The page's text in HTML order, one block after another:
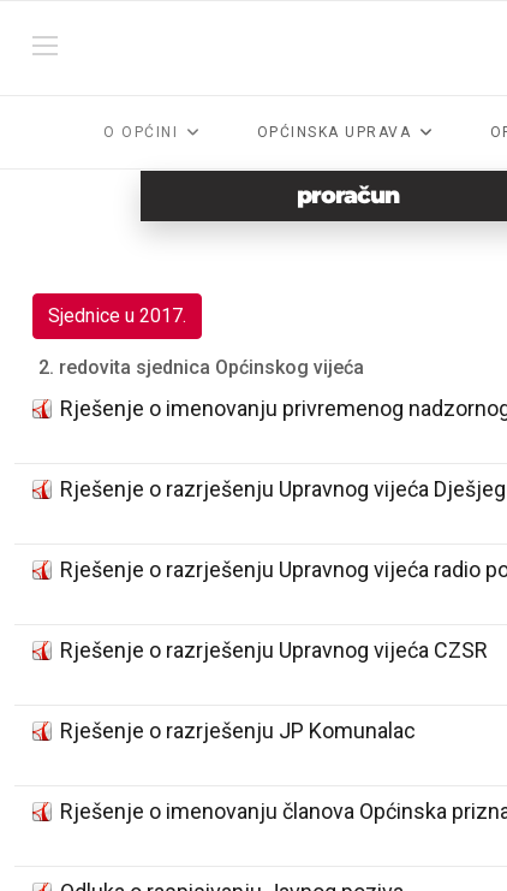
O OPĆINI OPĆINSKA UPRAVA
proračun
Sjednice u 2017.
2. redovita sjednica Općinskog vijeća
Rješenje o imenovanju privremenog
Rješenje o razrješenju Upravnog vijeća
Rješenje o razrješenju Upravnog vijeća radio
Rješenje o razrješenju Upravnog vijeća CZSR
Rješenje o razrješenju JP Komunalac
Rješenje o imenovanju članova Općinska